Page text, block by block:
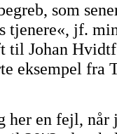
som
tjenere«, jf.
til Johan
eksempel fra
her en fejl, når